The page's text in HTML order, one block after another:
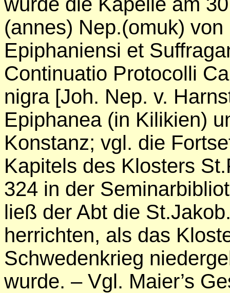
(annes) Nep.(omuk)
Epiphaniensi et
Continuatio Protocolli
nigra [Joh. Nep. v.
Epiphanea (in Kilikien)
Konstanz; vgl. die
Kapitels des Klosters
324 in der
ließ der Abt die
herrichten, als das
Schwedenkrieg
wurde. – Vgl. Maier’s